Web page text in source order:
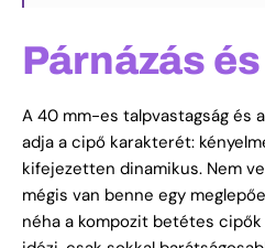
Párnázás
A 40 mm-es talpvastagság és
adja a cipő karakterét:
kifejezetten dinamikus. Nem
mégis van benne egy
néha a kompozit betétes